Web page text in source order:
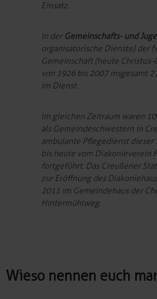
Einsatz.
In der Gemeinschafts- und
organisatorische Dienste) der
Gemeinschaft (heute
von 1926 bis 2007 insgesamt
im Dienst.
Im gleichen Zeitraum waren
als Gemeindeschwestern in
ambulante Pflegedienst dieser
bis heute vom Diakonieverein
fortgeführt. Das Creußener
zur Eröffnung des
2011 im Gemeindehaus der
Hintermühlweg.
Wieso nennen euch